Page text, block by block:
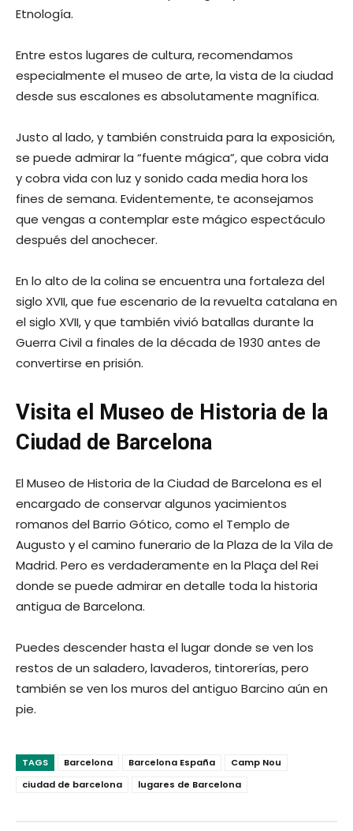
Etnología.
Entre estos lugares de cultura, recomendamos
especialmente el museo de arte, la vista de la ciudad
desde sus escalones es absolutamente magnífica.
Justo al lado, y también construida para la exposición,
se puede admirar la “fuente mágica”, que cobra vida
y cobra vida con luz y sonido cada media hora los
fines de semana. Evidentemente, te aconsejamos
que vengas a contemplar este mágico espectáculo
después del anochecer.
En lo alto de la colina se encuentra una fortaleza del
siglo XVII, que fue escenario de la revuelta catalana en
el siglo XVII, y que también vivió batallas durante la
Guerra Civil a finales de la década de 1930 antes de
convertirse en prisión.
Visita el Museo de Historia de la
Ciudad de Barcelona
El Museo de Historia de la Ciudad de Barcelona es el
encargado de conservar algunos yacimientos
romanos del Barrio Gótico, como el Templo de
Augusto y el camino funerario de la Plaza de la Vila de
Madrid. Pero es verdaderamente en la Plaça del Rei
donde se puede admirar en detalle toda la historia
antigua de Barcelona.
Puedes descender hasta el lugar donde se ven los
restos de un saladero, lavaderos, tintorerías, pero
también se ven los muros del antiguo Barcino aún en
pie.
TAGS Barcelona Barcelona España
Camp Nou
ciudad de barcelona
lugares de Barcelona